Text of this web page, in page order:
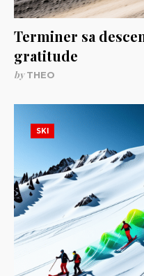
Terminer sa
gratitude
byTHEO
SKI